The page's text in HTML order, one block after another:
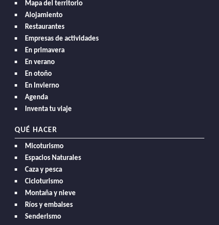
Mapa del territorio
Alojamiento
Restaurantes
Empresas de actividades
En primavera
En verano
En otoño
En Invierno
Agenda
Inventa tu viaje
QUÉ HACER
Micoturismo
Espacios Naturales
Caza y pesca
Cicloturismo
Montaña y nieve
Ríos y embalses
Senderismo